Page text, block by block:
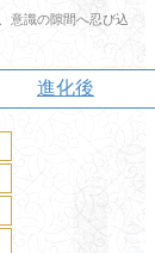
意識の隙間へ忍び込
進化後